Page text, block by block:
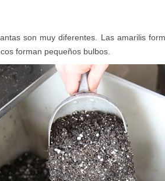
son muy diferentes. Las amarilis
forman pequeños bulbos.